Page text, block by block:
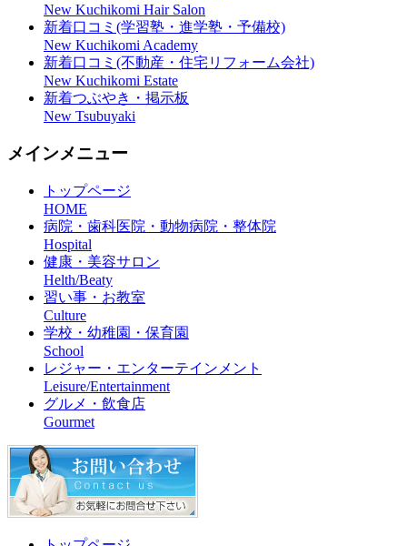
New Kuchikomi Hair Salon
新着口コミ(学習塾・進学塾・予備校)
New Kuchikomi Academy
新着口コミ(不動産・住宅リフォーム会社)
New Kuchikomi Estate
新着つぶやき・掲示板
New Tsubuyaki
メインメニュー
トップページ
HOME
病院・歯科医院・動物病院・整体院
Hospital
健康・美容サロン
Helth/Beaty
習い事・お教室
Culture
学校・幼稚園・保育園
School
レジャー・エンターテインメント
Leisure/Entertainment
グルメ・飲食店
Gourmet